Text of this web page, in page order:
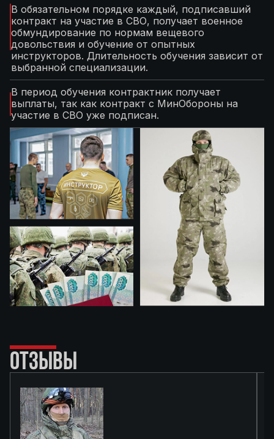
В обязательном порядке каждый, подписавший
контракт на участие в СВО, получает военное
обмундирование по нормам вещевого
довольствия и обучение от опытных
инструкторов. Длительность обучения зависит от
выбранной специализации.
В период обучения контрактник получает
выплаты, так как контракт с МинОбороны на
участие в СВО уже подписан.
ОТЗЫВЫ